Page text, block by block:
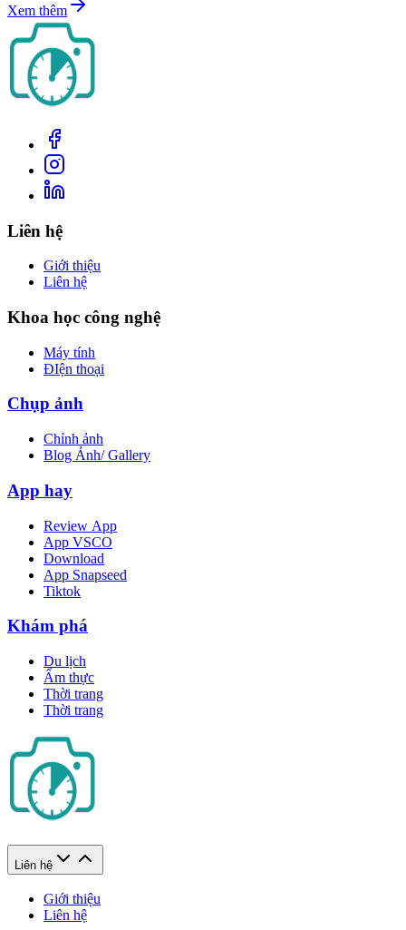
Xem thêm
Liên hệ
Giới thiệu
Liên hệ
Khoa học công nghệ
Máy tính
ĐIện thoại
Chụp ảnh
Chỉnh ảnh
Blog Ảnh/ Gallery
App hay
Review App
App VSCO
Download
App Snapseed
Tiktok
Khám phá
Du lịch
Ẩm thực
Thời trang
Thời trang
Liên hệ
Giới thiệu
Liên hệ